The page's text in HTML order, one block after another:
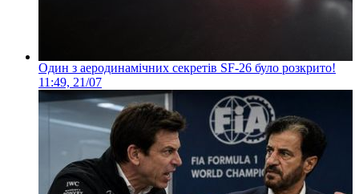
Один з аеродинамічних секретів SF-26 було розкрито!
11:49, 21/07